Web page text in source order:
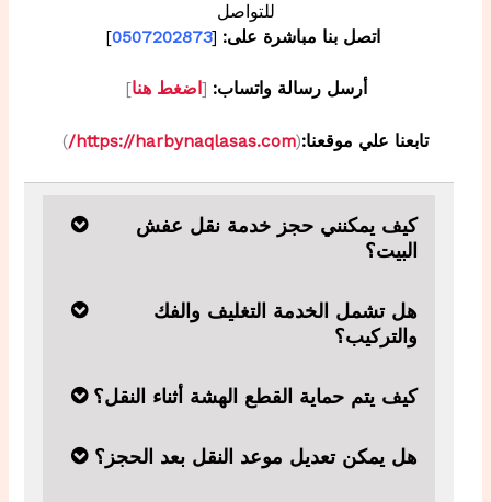
للتواصل
اتصل بنا مباشرة على: [
0507202873
]
أرسل رسالة واتساب: [ اضغط هنا]
تابعنا علي موقعنا:(
https://harbynaqlasas.com/
)
كيف يمكنني حجز خدمة نقل عفش
البيت؟
هل تشمل الخدمة التغليف والفك
والتركيب؟
كيف يتم حماية القطع الهشة أثناء النقل؟
هل يمكن تعديل موعد النقل بعد الحجز؟